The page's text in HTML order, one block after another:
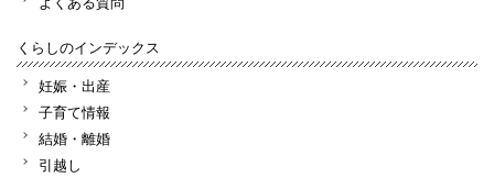
くらしのインデックス
妊娠・出産
子育て情報
結婚・離婚
引越し